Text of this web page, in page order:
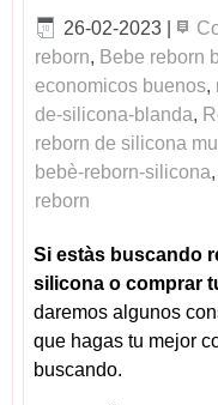
26-02-2023
reborn, Bebe reborn
economicos buenos,
de-silicona-blanda,
reborn de silicona
bebè-reborn-silicona,
reborn
Si estàs buscando
silicona o comprar
daremos algunos
que hagas tu mejor
buscando.